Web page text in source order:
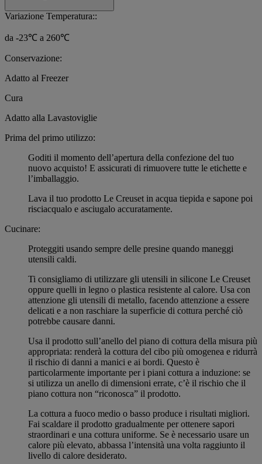
Variazione Temperatura::
da -23℃ a 260℃
Conservazione:
Adatto al Freezer
Cura
Adatto alla Lavastoviglie
Prima del primo utilizzo:
Goditi il momento dell’apertura della confezione del tuo
nuovo acquisto! E assicurati di rimuovere tutte le etichette e
l’imballaggio.
Lava il tuo prodotto Le Creuset in acqua tiepida e sapone poi
risciacqualo e asciugalo accuratamente.
Cucinare:
Proteggiti usando sempre delle presine quando maneggi
utensili caldi.
Ti consigliamo di utilizzare gli utensili in silicone Le Creuset
oppure quelli in legno o plastica resistente al calore. Usa con
attenzione gli utensili di metallo, facendo attenzione a essere
delicati e a non raschiare la superficie di cottura perché ciò
potrebbe causare danni.
Usa il prodotto sull’anello del piano di cottura della misura più
appropriata: renderà la cottura del cibo più omogenea e ridurrà
il rischio di danni a manici e ai bordi. Questo è
particolarmente importante per i piani cottura a induzione: se
si utilizza un anello di dimensioni errate, c’è il rischio che il
piano cottura non “riconosca” il prodotto.
La cottura a fuoco medio o basso produce i risultati migliori.
Fai scaldare il prodotto gradualmente per ottenere sapori
straordinari e una cottura uniforme. Se è necessario usare un
calore più elevato, abbassa l’intensità una volta raggiunto il
livello di calore desiderato.